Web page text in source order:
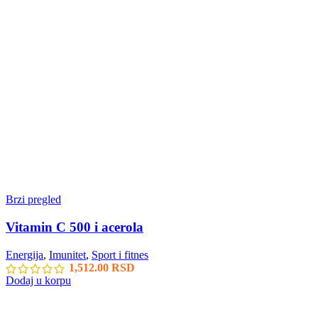
Brzi pregled
Vitamin C 500 i acerola
Energija, Imunitet, Sport i fitnes
1,512.00 RSD
Dodaj u korpu